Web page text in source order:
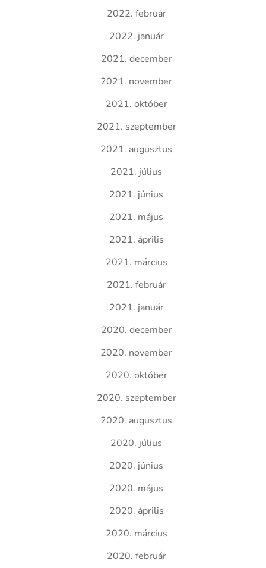
2022. február
2022. január
2021. december
2021. november
2021. október
2021. szeptember
2021. augusztus
2021. július
2021. június
2021. május
2021. április
2021. március
2021. február
2021. január
2020. december
2020. november
2020. október
2020. szeptember
2020. augusztus
2020. július
2020. június
2020. május
2020. április
2020. március
2020. február